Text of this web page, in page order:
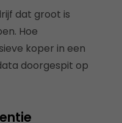
dat groot is
Hoe
koper in een
doorgespit op